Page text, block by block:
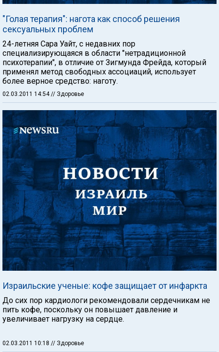
"Голая терапия": нагота как способ решения
сексуальных проблем
24-летняя Сара Уайт, с недавних пор
специализирующаяся в области "нетрадиционной
психотерапии", в отличие от Зигмунда Фрейда, который
применял метод свободных ассоциаций, использует
более верное средство: наготу.
02.03.2011 14:54 // Здоровье
Израильские ученые: кофе защищает от инфаркта
До сих пор кардиологи рекомендовали сердечникам не
пить кофе, поскольку он повышает давление и
увеличивает нагрузку на сердце.
02.03.2011 10:18 // Здоровье